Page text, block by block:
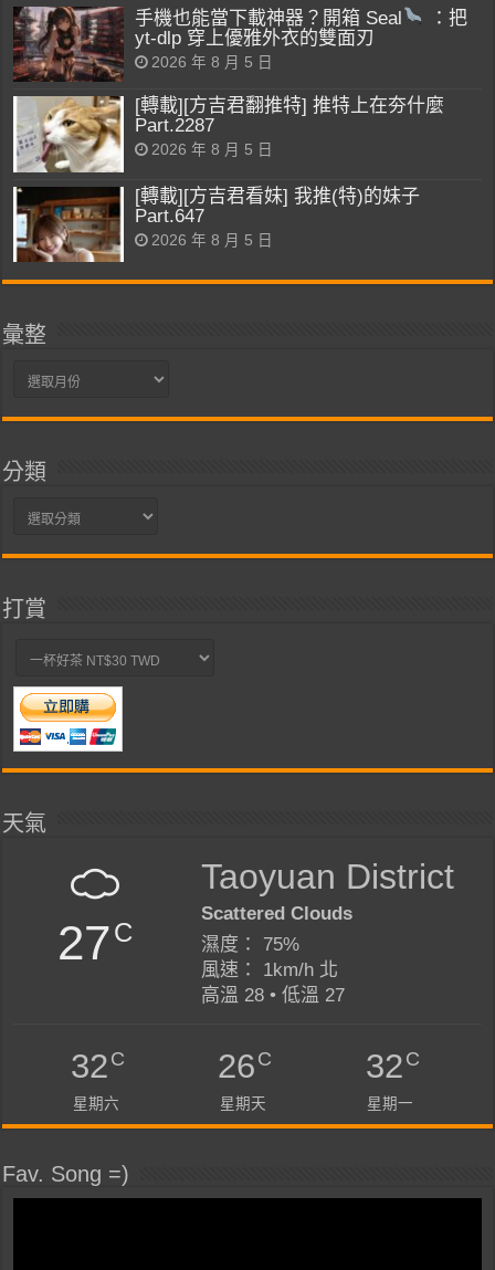
手機也能當下載神器？開箱 Seal
：把
yt-dlp 穿上優雅外衣的雙面刃
2026 年 8 月 5 日
[轉載][方吉君翻推特] 推特上在夯什麼
Part.2287
2026 年 8 月 5 日
[轉載][方吉君看妹] 我推(特)的妹子
Part.647
2026 年 8 月 5 日
彙整
彙
分類
分
打賞
天氣
27C
Taoyuan District
Scattered Clouds
濕度： 75%
風速： 1km/h 北
高溫 28 • 低溫 27
32C
星期六
26C
星期天
32C
星期一
Fav. Song =)